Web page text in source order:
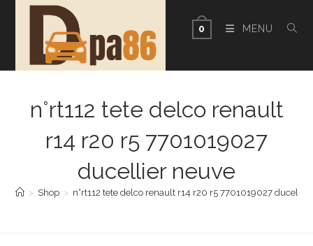
0 MENU
n°rt112 tete delco renault
r14 r20 r5 7701019027
ducellier neuve
> Shop > n°rt112 tete delco renault r14 r20 r5 7701019027